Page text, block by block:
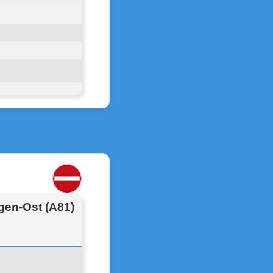
Ost (A81)